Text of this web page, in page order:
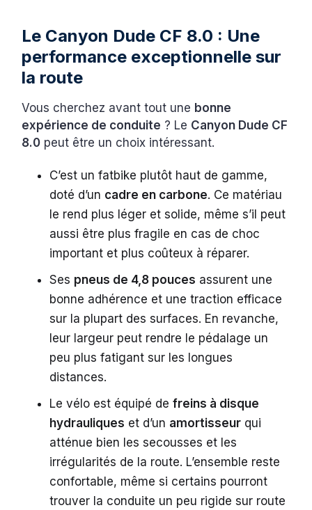
Le Canyon Dude CF 8.0 : Une
performance exceptionnelle sur
la route
Vous cherchez avant tout une bonne
expérience de conduite ? Le Canyon Dude CF
8.0 peut être un choix intéressant.
C’est un fatbike plutôt haut de gamme,
doté d’un cadre en carbone. Ce matériau
le rend plus léger et solide, même s’il peut
aussi être plus fragile en cas de choc
important et plus coûteux à réparer.
Ses pneus de 4,8 pouces assurent une
bonne adhérence et une traction efficace
sur la plupart des surfaces. En revanche,
leur largeur peut rendre le pédalage un
peu plus fatigant sur les longues
distances.
Le vélo est équipé defreins à disque
hydrauliques et d’un amortisseur qui
atténue bien les secousses et les
irrégularités de la route. L’ensemble reste
confortable, même si certains pourront
trouver la conduite un peu rigide sur route